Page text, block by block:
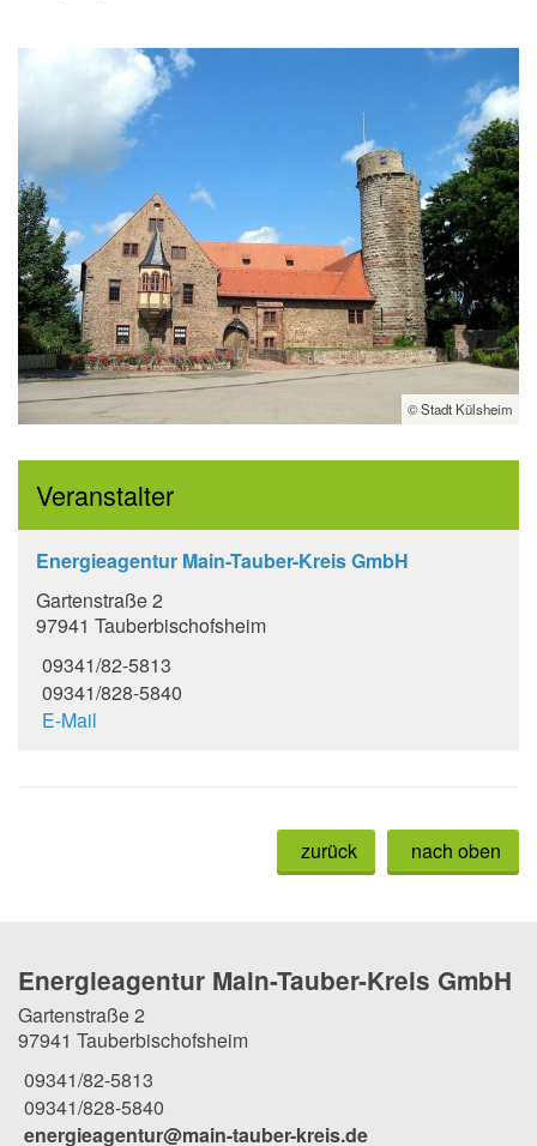
© Stadt Külsheim
Veranstalter
Energieagentur Main-Tauber-Kreis GmbH
Gartenstraße 2
97941 Tauberbischofsheim
09341/82-5813
09341/828-5840
E-Mail
nach oben
zurück
Energieagentur Main-Tauber-Kreis GmbH
Gartenstraße 2
97941 Tauberbischofsheim
09341/82-5813
09341/828-5840
energieagentur@main-tauber-kreis.de